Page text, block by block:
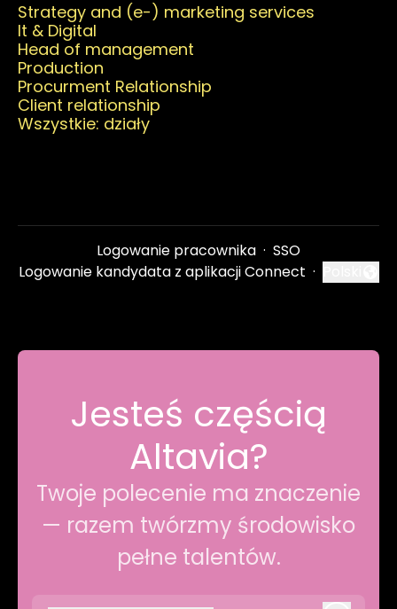
Strategy and (e-) marketing services
It & Digital
Head of management
Production
Procurment Relationship
Client relationship
Wszystkie: działy
Logowanie pracownika · SSO
Logowanie kandydata z aplikacji Connect · Zmień
Jesteś częścią
Altavia?
Twoje polecenie ma znaczenie
— razem twórzmy środowisko
pełne talentów.